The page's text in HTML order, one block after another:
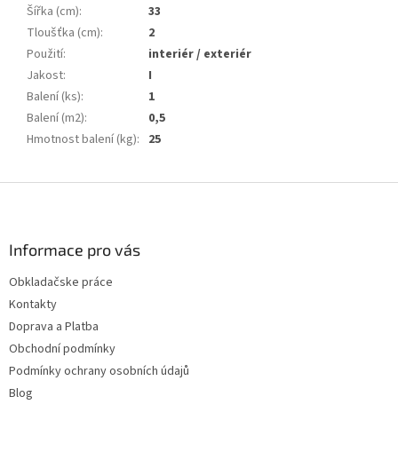
Šířka (cm):
33
Tloušťka (cm):
2
Použití:
interiér / exteriér
Jakost:
I
Balení (ks):
1
Balení (m2):
0,5
Hmotnost balení (kg): 25
Informace pro vás
Obkladačske práce
Kontakty
Doprava a Platba
Obchodní podmínky
Podmínky ochrany osobních údajů
Blog